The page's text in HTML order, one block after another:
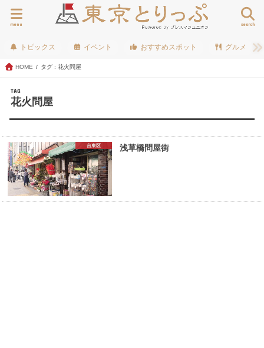
search
menu
トピックス イベント おすすめスポット グルメ
HOME タグ : 花火問屋
TAG
花火問屋
台東区 浅草橋問屋街